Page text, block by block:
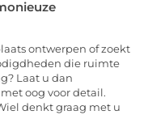
ontwerpen of zoekt
die ruimte
Laat u dan
oog voor detail.
denkt graag met u